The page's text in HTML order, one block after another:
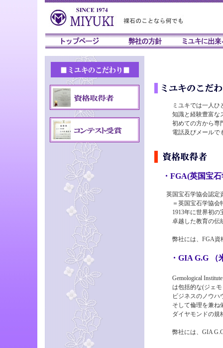
ミユキでは一人ひと
知識と経験豊富なス
初めての方から専門
電話及びメールでも
・FGA(英国宝
英国宝石学協会認定
＝英国宝石学協会特
1913年に世界初の宝
卓越した教育の伝統
弊社には、FGA資格
・GIA G.G （米
Gemological Institute
は包括的な(ジェモロ
ビジネスのノウハウ
そして倫理を兼ね備
ダイヤモンドの規格
弊社には、GIA G.G